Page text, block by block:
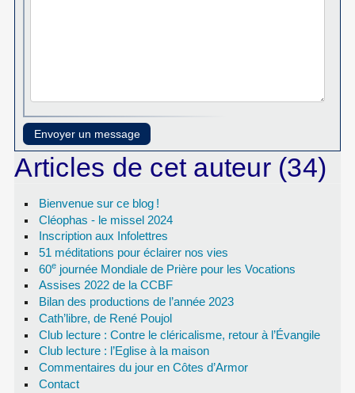
Articles de cet auteur (34)
Bienvenue sur ce blog !
Cléophas - le missel 2024
Inscription aux Infolettres
51 méditations pour éclairer nos vies
60e journée Mondiale de Prière pour les Vocations
Assises 2022 de la CCBF
Bilan des productions de l’année 2023
Cath’libre, de René Poujol
Club lecture : Contre le cléricalisme, retour à l’Évangile
Club lecture : l’Eglise à la maison
Commentaires du jour en Côtes d’Armor
Contact